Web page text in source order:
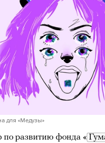
для «Медузы»
по развитию фонда «